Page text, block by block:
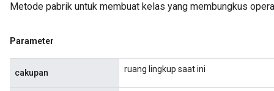
Metode pabrik untuk membuat kelas yang membungkus
Parameter
cakupan ruang lingkup saat ini